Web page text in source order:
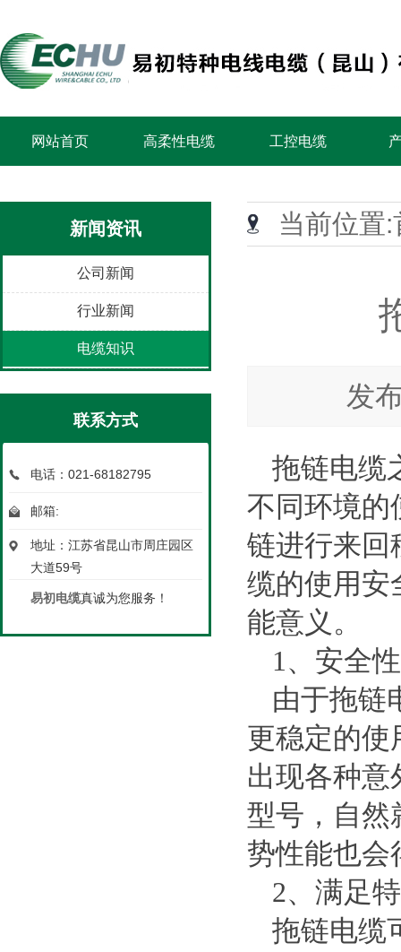
网站首页 高柔性电缆 工控电缆
新闻资讯
公司新闻
行业新闻
电缆知识
联系方式
电话：021-68182795
邮箱:
地址：江苏省昆山市周庄园区
大道59号
易初电缆真诚为您服务！
当前位置:
发
拖链电缆
不同环境的
链进行来回
缆的使用安
能意义。
1 、安全
由于拖链
更稳定的使
出现各种意
型号，自然
势性能也会
2、满足
拖链电缆